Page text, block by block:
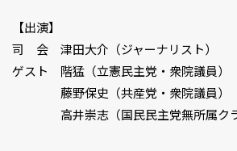
【出演】
司 会 津田大介（ジャーナリスト）
ゲスト 階猛（立憲民主党・衆院議員）
藤野保史（共産党・衆院議員）
高井崇志（国民民主党無所属クラ